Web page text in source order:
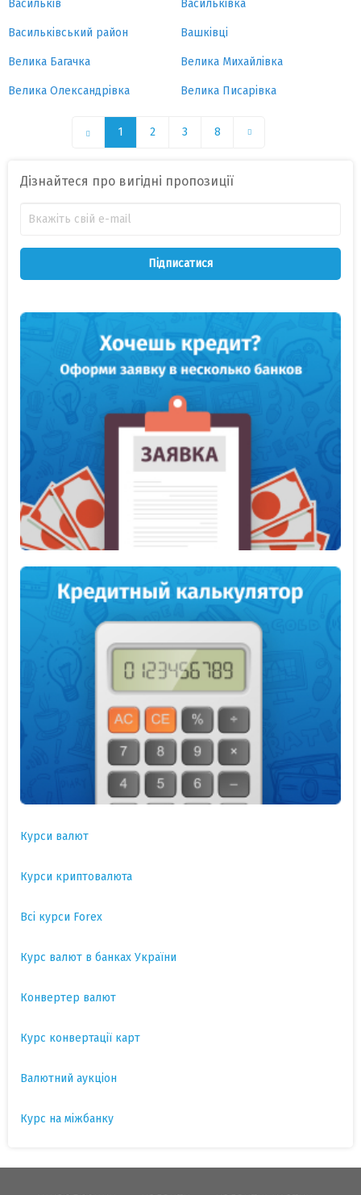
Васильків Васильківка
Васильківський район Вашківці
Велика Багачка Велика Михайлівка
Велика Олександрівка Велика Писарівка
1 2 3 8
Дізнайтеся про вигідні пропозиції
Підписатися
Курси валют
Курси криптовалюта
Всі курси Forex
Курс валют в банках України
Конвертер валют
Курс конвертації карт
Валютний аукціон
Курс на міжбанку